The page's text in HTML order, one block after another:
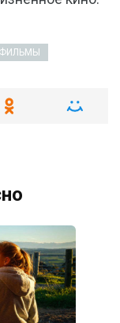
ФИЛЬМЫ